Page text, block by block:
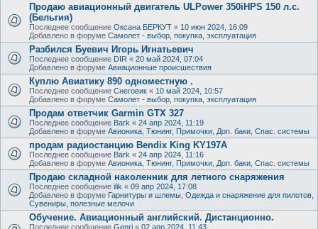
Продаю авиационный двигатель ULPower 350iHPS 150 л.с.
(Бельгия)
Последнее сообщение Оксана БЕРКУТ « 10 июн 2024, 16:09
Добавлено в форуме Самолет - выбор, покупка, эксплуатация
Разбился Буевич Игорь Игнатьевич
Последнее сообщение DIR « 20 май 2024, 07:04
Добавлено в форуме Авиационные происшествия
Куплю Авиатику 890 одноместную .
Последнее сообщение Снеговик « 10 май 2024, 10:57
Добавлено в форуме Самолет - выбор, покупка, эксплуатация
Продам ответчик Garmin GTX 327
Последнее сообщение Bark « 24 апр 2024, 11:19
Добавлено в форуме Авионика, Тюнинг, Примочки, Доп. баки, Спас. системы
продам радиостанцию Bendix King KY197A
Последнее сообщение Bark « 24 апр 2024, 11:16
Добавлено в форуме Авионика, Тюнинг, Примочки, Доп. баки, Спас. системы
Продаю складной наколенник для летного снаряжения
Последнее сообщение ilik « 09 апр 2024, 17:08
Добавлено в форуме Гарнитуры и шлемы, Одежда и снаряжение для пилотов,
Сувениры, полезные мелочи
Обучение. Авиационный английский. Дистанционно.
Последнее сообщение Genri « 02 апр 2024, 11:43